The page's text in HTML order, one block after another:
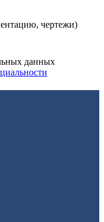
чертежи)
данных